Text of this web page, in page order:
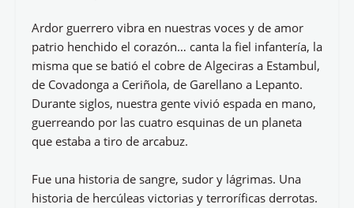
Ardor guerrero vibra en nuestras voces y de amor
patrio henchido el corazón… canta la fiel infantería, la
misma que se batió el cobre de Algeciras a Estambul,
de Covadonga a Ceriñola, de Garellano a Lepanto.
Durante siglos, nuestra gente vivió espada en mano,
guerreando por las cuatro esquinas de un planeta
que estaba a tiro de arcabuz.
Fue una historia de sangre, sudor y lágrimas. Una
historia de hercúleas victorias y terroríficas derrotas.